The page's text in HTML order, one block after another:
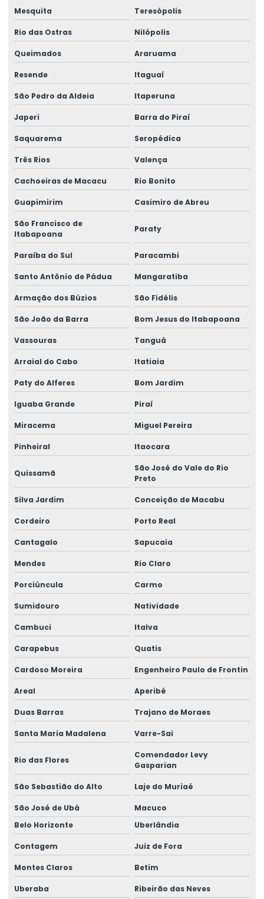
Etiquetas Adesivas Em Bopp
Etiquetas Adesivas Em Diferentes Materiais
Etiquetas Adesivas Em Diferentes Medidas
Etiquetas Adesivas Metalizadas Para Produtos
Etiquetas Adesivas Metalizadas Personalizadas
Etiquetas Adesivas Para Embalagens Comerciais
Etiquetas Adesivas Para Festas E Eventos
Etiquetas Adesivas Para Identificação De Produtos
Etiquetas Adesivas Para Marcação De Produtos
Etiquetas Adesivas Para Produtos
Etiquetas Adesivas Para Produtos Alimentícios
Etiquetas Adesivas Para Roupas E Têxteis
Etiquetas Adesivas Personalizadas
Etiquetas Auto Adesivas Para Vários Segmentos
Etiquetas De Bopp Transparente
Etiquetas De Papel Couchê Fosco E Brilho
Etiquetas De Preço Para Loja
Etiquetas Eletrônicas E Impressas
Etiquetas Em Papel Para Diversos Usos
Etiquetas Para Brindes E Promoções
Etiquetas Para Classificação De Produtos
Etiquetas Para Comércio
Etiquetas Para Embalagens E Produtos
Etiquetas Para Marcação De Preços
Etiquetas Para Produtos Alimentícios
Etiquetas Para Produtos Artesanais E Industriais
Etiquetas Para Produtos Farmacêuticos E Cosméticos
Etiquetas Para Roupas Com Código De Barras
Etiquetas Para Uso Comercial E Industrial
Etiquetas Personalizadas Para Vendas Online
Etiquetas Proporcionais A Preços Acessíveis
Etiquetas Resistentes À Água E Óleo
Fabricação De Etiquetas Adesivas Personalizadas
Fabricação De Etiquetas De Bopp Metalizado
Fabricante De Etiquetas Para Loja
Fabricante De Rótulos Adesivos Personalizados
Mesquita Teresópolis
Rio das Ostras Nilópolis
Queimados Araruama
Resende Itaguaí
São Pedro da Aldeia Itaperuna
Japeri Barra do Piraí
Saquarema Seropédica
Três Rios Valença
Cachoeiras de Macacu Rio Bonito
Guapimirim Casimiro de Abreu
São Francisco de
Itabapoana
Paraty
Paraíba do Sul Paracambi
Santo Antônio de Pádua Mangaratiba
Armação dos Búzios São Fidélis
São João da Barra Bom Jesus do Itabapoana
Vassouras Tanguá
Arraial do Cabo Itatiaia
Paty do Alferes Bom Jardim
Iguaba Grande Piraí
Miracema Miguel Pereira
Pinheiral Itaocara
Quissamã
São José do Vale do Rio
Preto
Silva Jardim Conceição de Macabu
Cordeiro Porto Real
Cantagalo Sapucaia
Mendes Rio Claro
Porciúncula Carmo
Sumidouro Natividade
Cambuci Italva
Carapebus Quatis
Cardoso Moreira Engenheiro Paulo de Frontin
Areal Aperibé
Duas Barras Trajano de Moraes
Santa Maria Madalena Varre-Sai
Rio das Flores
Comendador Levy
Gasparian
São Sebastião do Alto Laje do Muriaé
São José de Ubá
Macuco
Belo Horizonte
Uberlândia
Contagem Juiz de Fora
Montes Claros Betim
Uberaba Ribeirão das Neves